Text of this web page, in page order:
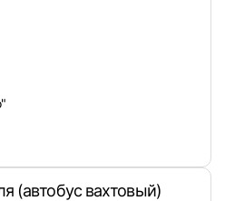
кабинет
кабинет, чтобы
и оставлять отклики
(автобус вахтовый)